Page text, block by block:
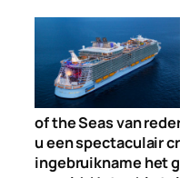
of the Seas van
u een spectaculair
ingebruikname het